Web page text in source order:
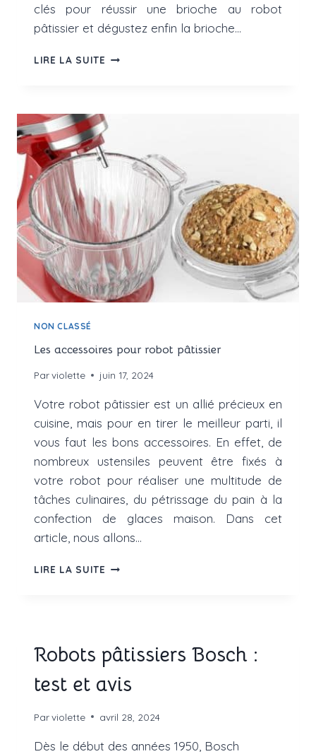
clés pour réussir une brioche au robot
pâtissier et dégustez enfin la brioche…
LIRE LA SUITE COMMENT
AU
ROBOT
PÂTISSIER
?
NON CLASSÉ
Les accessoires pour robot pâtissier
Parviolette juin 17, 2024
Votre robot pâtissier est un allié précieux en
cuisine, mais pour en tirer le meilleur parti, il
vous faut les bons accessoires. En effet, de
nombreux ustensiles peuvent être fixés à
votre robot pour réaliser une multitude de
tâches culinaires, du pétrissage du pain à la
confection de glaces maison. Dans cet
article, nous allons…
LIRE LA SUITE LES
Robots pâtissiers Bosch :
test et avis
Parviolette avril 28, 2024
Dès le début des années 1950, Bosch